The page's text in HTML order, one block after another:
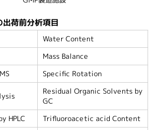
荷前分析項目
Water Content
Mass Balance
Specific Rotation
Residual Organic Solvents by
GC
HPLC Trifluoroacetic acid Content